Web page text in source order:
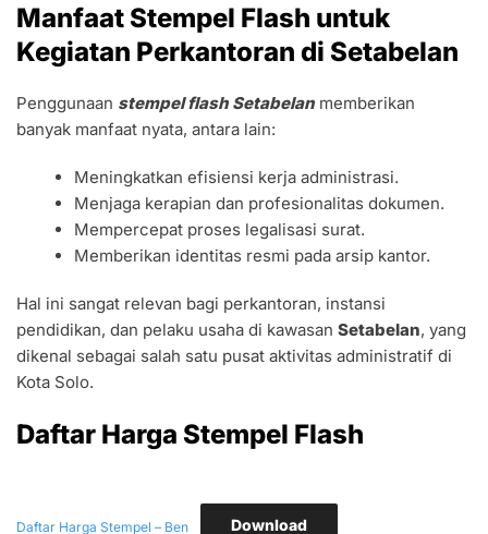
Manfaat Stempel Flash untuk
Kegiatan Perkantoran di Setabelan
Penggunaan stempel flash Setabelan memberikan
banyak manfaat nyata, antara lain:
Meningkatkan efisiensi kerja administrasi.
Menjaga kerapian dan profesionalitas dokumen.
Mempercepat proses legalisasi surat.
Memberikan identitas resmi pada arsip kantor.
Hal ini sangat relevan bagi perkantoran, instansi
pendidikan, dan pelaku usaha di kawasan Setabelan, yang
dikenal sebagai salah satu pusat aktivitas administratif di
Kota Solo.
Daftar Harga Stempel Flash
Daftar Harga Stempel – Ben Download